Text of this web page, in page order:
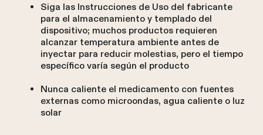
Siga las Instrucciones de Uso del fabricante
para el almacenamiento y templado del
dispositivo; muchos productos requieren
alcanzar temperatura ambiente antes de
inyectar para reducir molestias, pero el tiempo
específico varía según el producto
Nunca caliente el medicamento con fuentes
externas como microondas, agua caliente o luz
solar